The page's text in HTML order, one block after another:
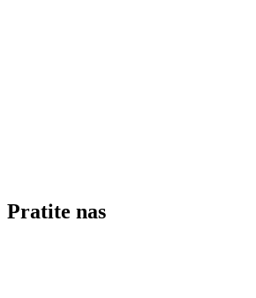
Pratite nas